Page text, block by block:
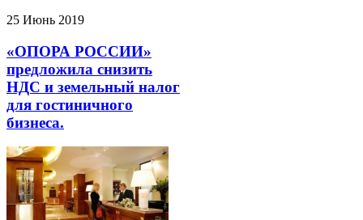
25 Июнь 2019
«ОПОРА РОССИИ»
предложила снизить
НДС и земельный налог
для гостиничного
бизнеса.